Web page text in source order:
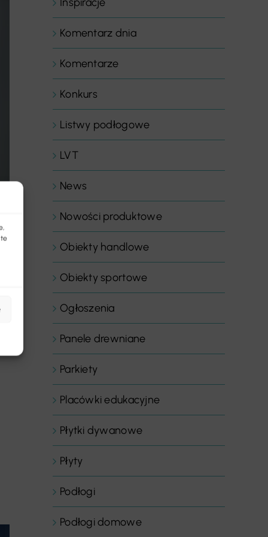
Komentarz dnia
Komentarze
Konkurs
Listwy podłogowe
LVT
News
Nowości produktowe
Obiekty handlowe
Obiekty sportowe
Ogłoszenia
Panele drewniane
Parkiety
Placówki edukacyjne
Płytki dywanowe
Płyty
Podłogi
Podłogi domowe